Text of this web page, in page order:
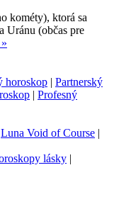
kométy), ktorá sa
Uránu (občas pre
horoskop | Partnerský
| Profesný
Luna Void of Course |
lásky |